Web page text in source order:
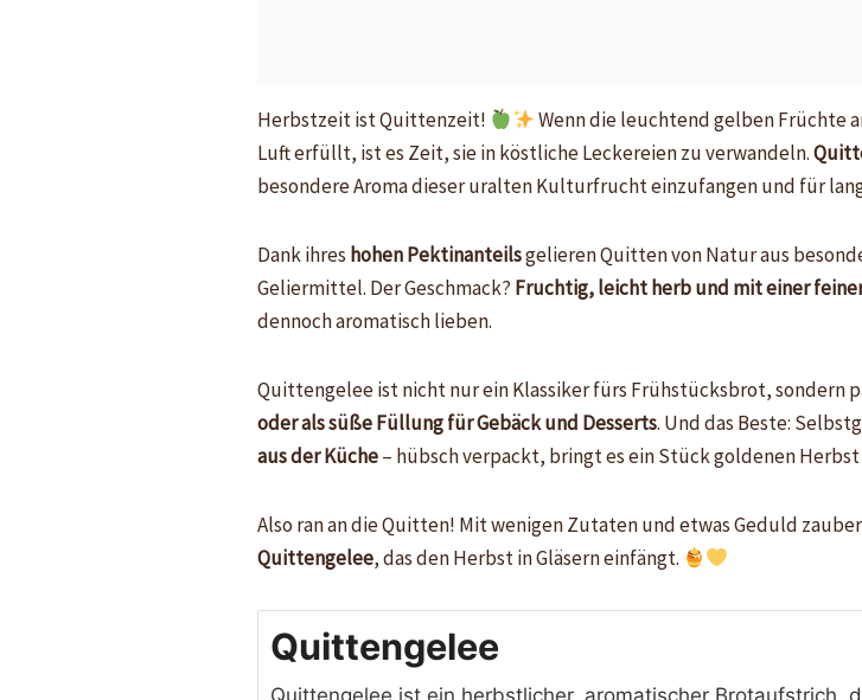
Herbstzeit ist Quittenzeit!
Wenn die leuchtend gelben Früchte
Luft erfüllt, ist es Zeit, sie in köstliche Leckereien zu verwandeln.
besondere Aroma dieser uralten Kulturfrucht einzufangen und für
Dank ihres hohen Pektinanteilsgelieren Quitten von Natur aus
Geliermittel. Der Geschmack? Fruchtig, leicht herb und mit einer
dennoch aromatisch lieben.
Quittengelee ist nicht nur ein Klassiker fürs Frühstücksbrot, sondern
oder als süße Füllung für Gebäck und Desserts. Und das Beste:
aus der Küche– hübsch verpackt, bringt es ein Stück goldenen Herbst
Also ran an die Quitten! Mit wenigen Zutaten und etwas Geduld
Quittengelee, das den Herbst in Gläsern einfängt.
Quittengelee
Quittengelee ist ein herbstlicher, aromatischer Brotaufstrich,